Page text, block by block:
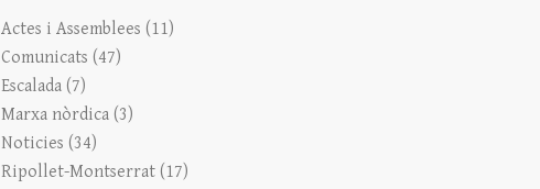
Actes i Assemblees (11)
Comunicats (47)
Escalada (7)
Marxa nòrdica (3)
Noticies (34)
Ripollet-Montserrat (17)